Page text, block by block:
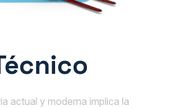
actual y moderna implica la